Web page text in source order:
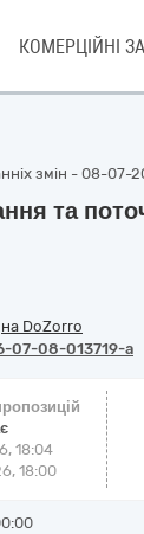
КОМЕРЦІЙНІ
змін - 08-07-
та
на DoZorro
07-08-013719-a
18:04
18:00